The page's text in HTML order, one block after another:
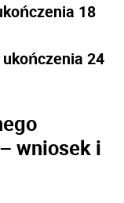
18
24
wniosek i